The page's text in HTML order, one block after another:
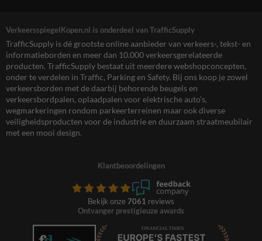
VerkeersspiegelKopen.nl is onderdeel van TrafficSupply
TrafficSupply is dé grootste online aanbieder van verkeers-, tekst- en
informatieborden en meer dan 10.000 verkeersgerelateerde
producten. TrafficSupply bestaat uit meerdere webshopconcepten,
onder te verdelen in Traffic, Parking en Safety. Bij ons koop je zowel
verkeersborden met de daarbij behorende beugels en
verkeersbordpalen, oplaadpalen voor elektrische auto’s,
wegmarkeringen rondom parkeerterreinen maar ook diverse
veiligheidsproducten voor de industrie en duurzaam straatmeubilair
met een mooi design.
Klantbeoordelingen
Bekijk onze 7061 reviews
Ontvanger prestigieuze awards